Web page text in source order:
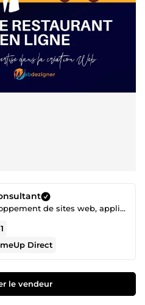
🌟 Expert en développement de sites web, applications web & mobiles | Spécialiste WordPress et plus
Direct
le vendeur